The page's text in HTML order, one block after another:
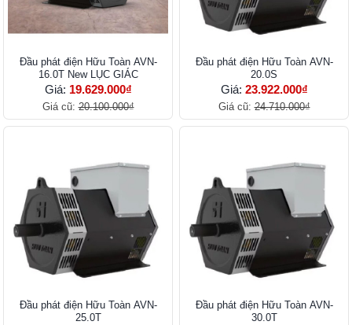
Đầu phát điện Hữu Toàn AVN-
16.0T New LỤC GIÁC
Giá: 19.629.000₫
Giá cũ:20.100.000₫
Đầu phát điện Hữu Toàn AVN-
20.0S
Giá: 23.922.000₫
Giá cũ:24.710.000₫
Đầu phát điện Hữu Toàn AVN-
25.0T
Đầu phát điện Hữu Toàn AVN-
30.0T